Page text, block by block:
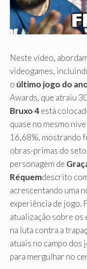
Neste vídeo,
videogames,
o último jogo do
Awards, que atraiu
Bruxo 4está
quase no mesmo nível
16,68%, mostrando
obras-primas do
personagem de
Réquemdescrito
acrescentando uma
experiência de jogo.
atualização sobre os
na luta contra a
atuais no campo
para mergulhar no